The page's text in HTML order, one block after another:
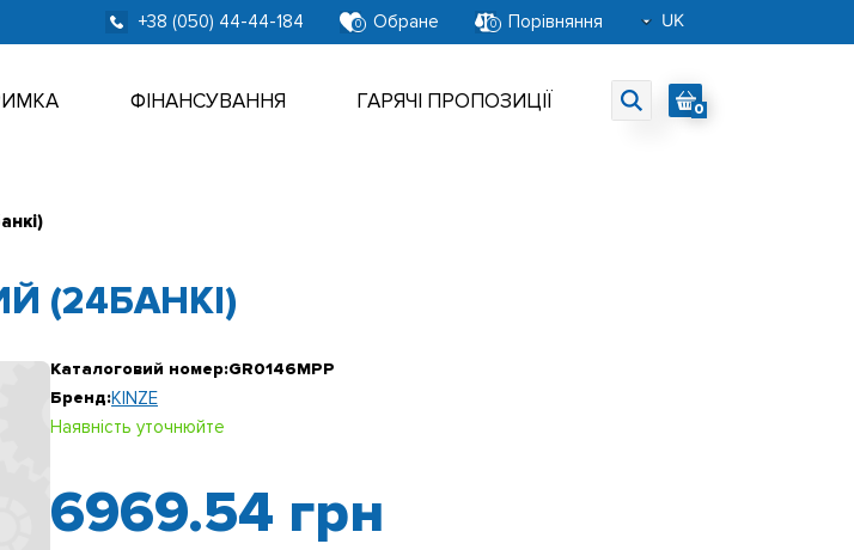
+38 (050) 44-44-184 0 Обране 0 Порівняння
UK
RU
EN
ФІНАНСУВАННЯ ГАРЯЧІ ПРОПОЗИЦІЇ 0
(24БАНКІ)
Каталоговий номер:GR0146MPP
Бренд:KINZE
Наявність уточнюйте
6969.54 грн